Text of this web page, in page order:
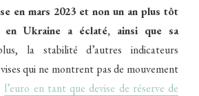
en mars 2023 et non un an plus tôt
Ukraine a éclaté, ainsi que sa
la stabilité d’autres indicateurs
qui ne montrent pas de mouvement
l’euro en tant que devise de réserve de